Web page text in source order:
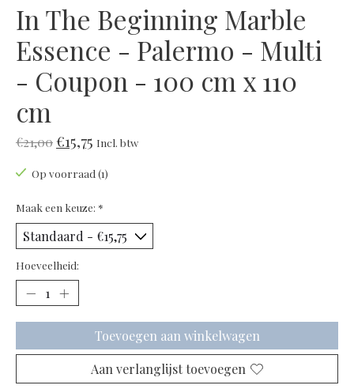
In The Beginning Marble
Essence - Palermo - Multi
- Coupon - 100 cm x 110
cm
€21,00€15,75 Incl. btw
Op voorraad (1)
Maak een keuze: *
Hoeveelheid:
Toevoegen aan winkelwagen
Aan verlanglijst toevoegen